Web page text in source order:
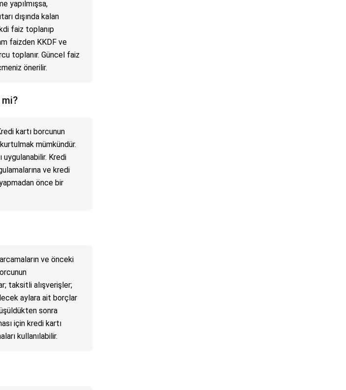
yapılmışsa,
dışında kalan
faiz toplanıp
faizden KKDF ve
toplanır. Güncel faiz
önerilir.
kartı borcunun
mümkündür.
uygulanabilir. Kredi
ve kredi
önce bir
ve önceki
taksitli alışverişler;
aylara ait borçlar
sonra
için kredi kartı
kullanılabilir.